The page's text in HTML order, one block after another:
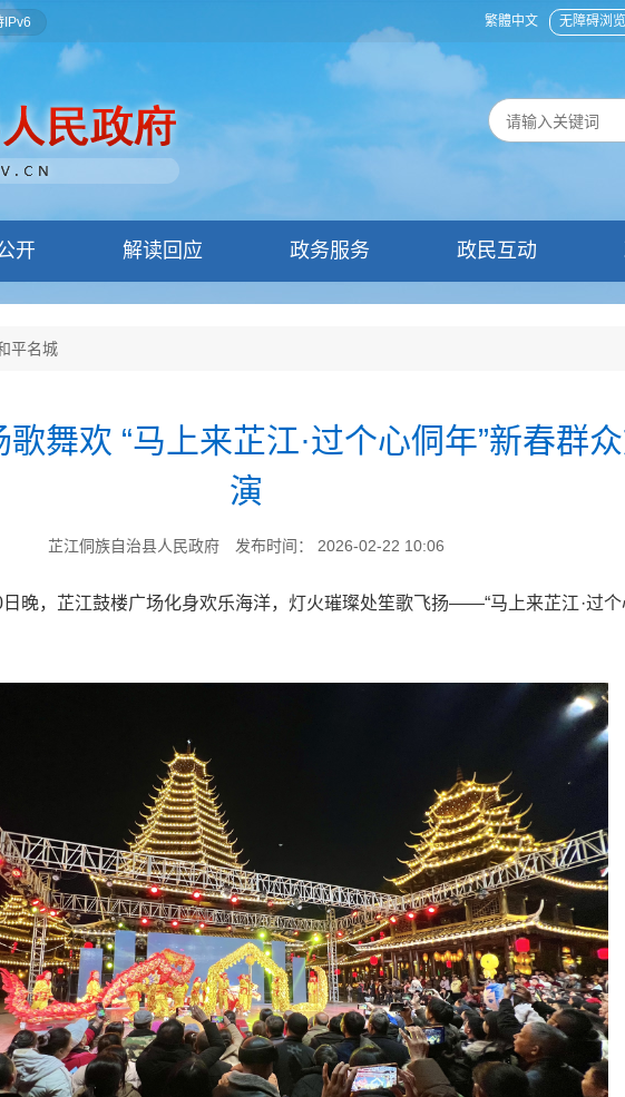
繁體中文 无障碍浏览
IPv6
开 解读回应 政务服务 政民互动
平名城
舞欢 “马上来芷江·过个心侗年”新春群
演
芷江侗族自治县人民政府 发布时间： 2026-02-22 10:06
晚，芷江鼓楼广场化身欢乐海洋，灯火璀璨处笙歌飞扬——“马上来芷江·过个